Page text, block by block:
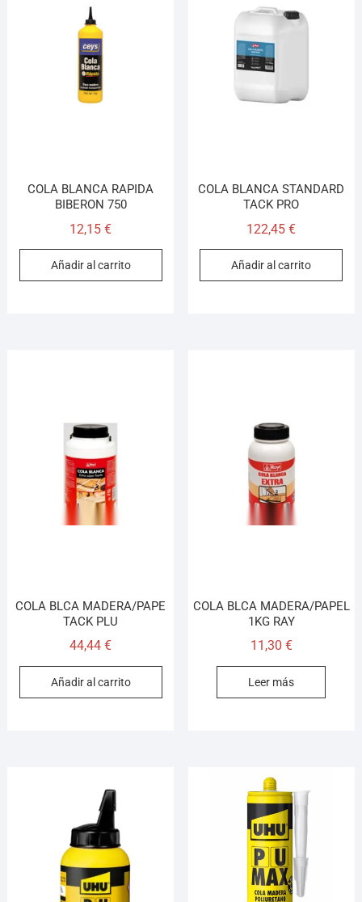
COLA BLANCA RAPIDA
BIBERON 750
12,15€
Añadir al carrito
COLA BLANCA STANDARD
TACK PRO
122,45€
Añadir al carrito
COLA BLCA MADERA/PAPE
TACK PLU
44,44€
Añadir al carrito
COLA BLCA MADERA/PAPEL
1KG RAY
11,30 €
Leer más